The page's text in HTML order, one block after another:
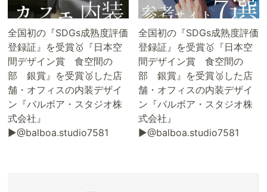
全国初の『SDGs成熟度評価
登録証』を受賞🥇『日本空
間デザイン賞 食空間の
部 銀賞』を受賞🥈した店
舗・オフィスの内装デザイ
ン『バルボア・スタジオ株
式会社』
▶@balboa.studio7581
全国初の『SDGs成熟度評価
登録証』を受賞🥇『日本空
間デザイン賞 食空間の
部 銀賞』を受賞🥈した店
舗・オフィスの内装デザイ
ン『バルボア・スタジオ株
式会社』
▶@balboa.studio7581